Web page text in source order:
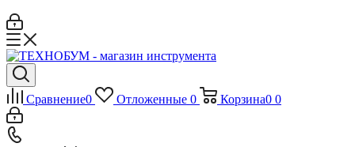
Сравнение0 Отложенные 0 Корзина0 0